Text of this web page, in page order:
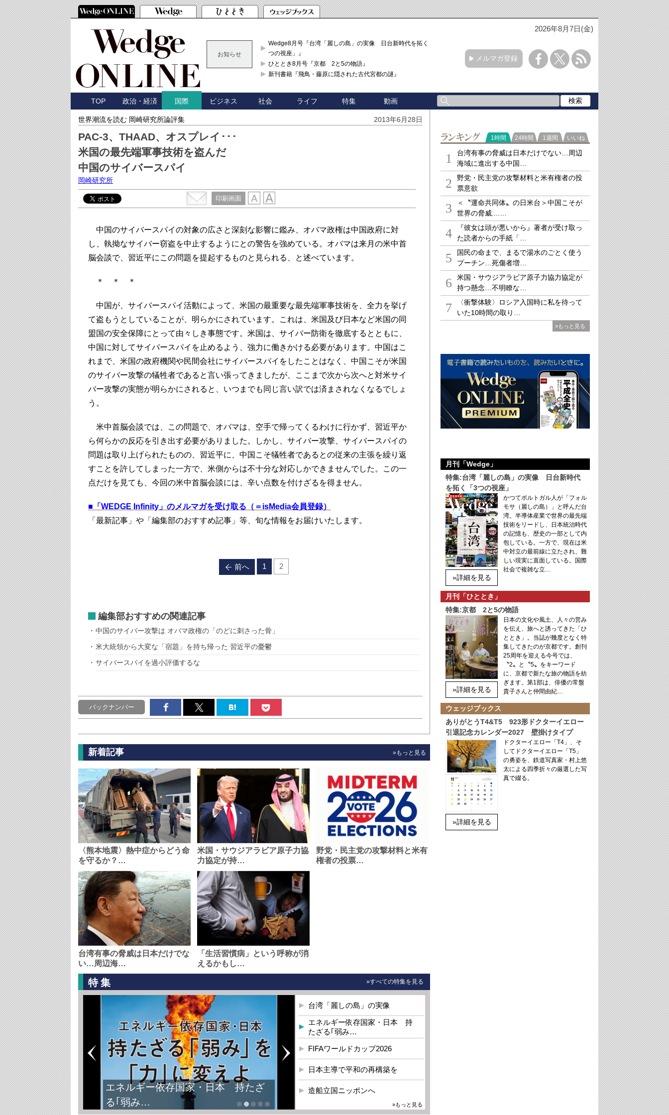
2026年8月7日(金)
お知らせ
Wedge8月号『台湾「麗しの島」の実像 日台新時代を拓く「3
つの視座」』
ひととき8月号『京都 2と5の物語』
新刊書籍『飛鳥・藤原に隠された古代宮都の謎』
メルマガ登録
TOP 政治・経済 国際 ビジネス 社会 ライフ 特集 動画
世界潮流を読む 岡崎研究所論評集 2013年6月28日
PAC-3、THAAD、オスプレイ･･･
米国の最先端軍事技術を盗んだ
中国のサイバースパイ
岡崎研究所
印刷画面
中国のサイバースパイの対象の広さと深刻な影響に鑑み、オバマ政権は中国政府に対
し、執拗なサイバー窃盗を中止するようにとの警告を強めている。オバマは来月の米中首
脳会談で、習近平にこの問題を提起するものと見られる、と述べています。
＊ ＊ ＊
中国が、サイバースパイ活動によって、米国の最重要な最先端軍事技術を、全力を挙げ
て盗もうとしていることが、明らかにされています。これは、米国及び日本など米国の同
盟国の安全保障にとって由々しき事態です。米国は、サイバー防衛を徹底するとともに、
中国に対してサイバースパイを止めるよう、強力に働きかける必要があります。中国はこ
れまで、米国の政府機関や民間会社にサイバースパイをしたことはなく、中国こそが米国
のサイバー攻撃の犠牲者であると言い張ってきましたが、ここまで次から次へと対米サイ
バー攻撃の実態が明らかにされると、いつまでも同じ言い訳では済まされなくなるでしょ
う。
米中首脳会談では、この問題で、オバマは、空手で帰ってくるわけに行かず、習近平か
ら何らかの反応を引き出す必要がありました。しかし、サイバー攻撃、サイバースパイの
問題は取り上げられたものの、習近平に、中国こそ犠牲者であるとの従来の主張を繰り返
すことを許してしまった一方で、米側からは不十分な対応しかできませんでした。この一
点だけを見ても、今回の米中首脳会談には、辛い点数を付けざるを得ません。
■ 「WEDGE Infinity」のメルマガを受け取る（＝isMedia会員登録）
「最新記事」や「編集部のおすすめ記事」等、旬な情報をお届けいたします。
前へ 1 2
編集部おすすめの関連記事
中国のサイバー攻撃は オバマ政権の「のどに刺さった骨」
米大統領から大変な「宿題」を持ち帰った 習近平の憂鬱
サイバースパイを過小評価するな
バックナンバー
新着記事 »もっと見る
〈熊本地震〉熱中症からどう命
を守るか？…
米国・サウジアラビア原子力協
力協定が持…
野党・民主党の攻撃材料と米有
権者の投票…
台湾有事の脅威は日本だけでな
い…周辺海…
「生活習慣病」という呼称が消
えるかもし…
特集 »すべての特集を見る
エネルギー依存国家・日本 持たざ
る｢弱み…
台湾「麗しの島」の実像
エネルギー依存国家・日本 持
たざる｢弱み…
FIFAワールドカップ2026
日本主導で平和の再構築を
造船立国ニッポンへ
»もっと見る
ランキング
1時間 24時間 1週間 いいね
1
台湾有事の脅威は日本だけでない…周辺
海域に進出する中国…
2
野党・民主党の攻撃材料と米有権者の投
票意欲
3
＜〝運命共同体〟の日米台＞中国こそが
世界の脅威....…
4
『彼女は頭が悪いから』著者が受け取っ
た読者からの手紙「…
5
国民の命まで、まるで湯水のごとく使う
プーチン…死傷者増…
6
米国・サウジアラビア原子力協力協定が
持つ懸念…不明瞭な…
7
〈衝撃体験〉ロシア入国時に私を待って
いた10時間の取り…
»もっと見る
月刊「Wedge」
特集:台湾「麗しの島」の実像 日台新時代
を拓く「3つの視座」
»詳細を見る
かつてポルトガル人が「フォル
モサ（麗しの島）」と呼んだ台
湾。半導体産業で世界の最先端
技術をリードし、日本統治時代
の記憶も、歴史の一部として内
包している。一方で、現在は米
中対立の最前線に立たされ、難
しい現実に直面している。国際
社会で複雑な立…
月刊「ひととき」
特集:京都 2と5の物語
»詳細を見る
日本の文化や風土、人々の営み
を伝え、旅へと誘ってきた「ひ
ととき」。当誌が幾度となく特
集してきたのが京都です。創刊
25周年を迎える今号では、
〝2〟と〝5〟をキーワード
に、京都で新たな旅の物語を紡
ぎます。第1部は、俳優の常盤
貴子さんと仲間由紀…
ウェッジブックス
ありがとうT4&T5 923形ドクターイエロー
引退記念カレンダー2027 壁掛けタイプ
»詳細を見る
ドクターイエロー「T4」、そ
してドクターイエロー「T5」
の勇姿を、鉄道写真家・村上悠
太による四季折々の厳選した写
真で綴る。